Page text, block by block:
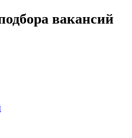
вакансий